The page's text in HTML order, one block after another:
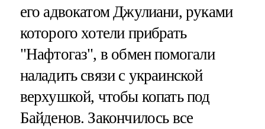
его адвокатом Джулиани, руками
которого хотели прибрать
"Нафтогаз", в обмен помогали
наладить связи с украинской
верхушкой, чтобы копать под
Байденов. Закончилось все